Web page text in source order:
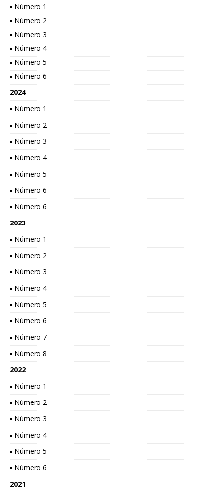
▪ Número 1
▪ Número 2
▪ Número 3
▪ Número 4
▪ Número 5
▪ Número 6
2024
▪ Número 1
▪ Número 2
▪ Número 3
▪ Número 4
▪ Número 5
▪ Número 6
▪ Número 6
2023
▪ Número 1
▪ Número 2
▪ Número 3
▪ Número 4
▪ Número 5
▪ Número 6
▪ Número 7
▪ Número 8
2022
▪ Número 1
▪ Número 2
▪ Número 3
▪ Número 4
▪ Número 5
▪ Número 6
2021